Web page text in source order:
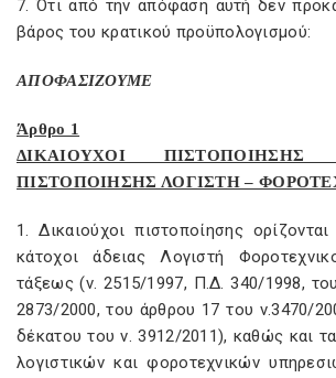
7. Ότι από την απόφαση αυτή δεν
βάρος του κρατικού προϋπολογισμού:
ΑΠΟΦΑΣΙΖΟΥΜΕ
Άρθρο 1
ΔΙΚΑΙΟΥΧΟΙ
ΠΙΣΤΟΠΟΙΗΣΗΣ ΛΟΓΙΣΤΗ –
1. Δικαιούχοι πιστοποίησης
κάτοχοι άδειας Λογιστή
τάξεως (ν. 2515/1997, Π.Δ. 340/1998,
2873/2000, του άρθρου 17 του ν.3470/
δέκατου του ν. 3912/2011), καθώς και
λογιστικών και φοροτεχνικών